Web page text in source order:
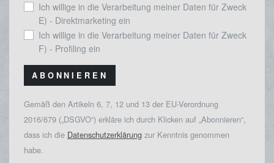
Ich willige in die Verarbeitung meiner Daten für Zweck
E) - Direktmarketing ein
Ich willige in die Verarbeitung meiner Daten für Zweck
F) - Profiling ein
ABONNIEREN
Gemäß den Artikeln 6, 7, 12 und 13 der EU-Verordnung
2016/679 („DSGVO“) erkläre ich durch Klicken auf „Abonnieren“,
dass ich die Datenschutzerklärung zur Kenntnis genommen
habe.